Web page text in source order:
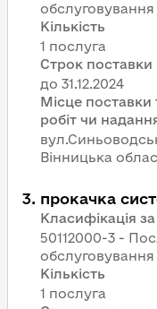
обслуговування
Кількість
1 послуга
Строк поставки
Місце поставки
робіт чи
Вінницька
3. прокачка
Класифікація
50112000-3 -
обслуговування
Кількість
1 послуга